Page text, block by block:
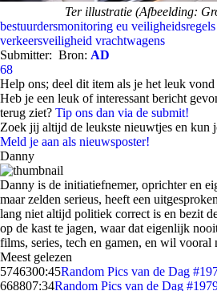
Ter illustratie (Afbeelding:
bestuurdersmonitoring eu veiligheidsregels
verkeersveiligheid vrachtwagens
Submitter: Bron: AD
68
Help ons; deel dit item als je het leuk vond
Heb je een leuk of interessant bericht
terug ziet? Tip ons dan via de submit!
Zoek jij altijd de leukste nieuwtjes en kun
Meld je aan als nieuwsposter!
Danny
Danny is de initiatiefnemer, oprichter en
maar zelden serieus, heeft een
lang niet altijd politiek correct is en bezit
op de kast te jagen, waar dat eigenlijk
films, series, tech en gamen, en wil vooral
Meest gelezen
5746300:45Random Pics van de Dag
668807:34Random Pics van de Dag